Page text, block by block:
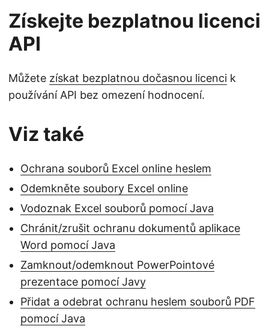
Získejte bezplatnou licenci
API
Můžete získat bezplatnou dočasnou licenci k
používání API bez omezení hodnocení.
Viz také
Ochrana souborů Excel online heslem
Odemkněte soubory Excel online
Vodoznak Excel souborů pomocí Java
Chránit/zrušit ochranu dokumentů aplikace
Word pomocí Java
Zamknout/odemknout PowerPointové
prezentace pomocí Javy
Přidat a odebrat ochranu heslem souborů PDF
pomocí Java